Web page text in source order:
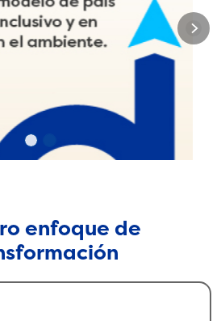
Next
enfoque de
Consciente